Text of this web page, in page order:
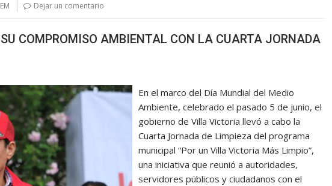
Dejar un comentario
COMPROMISO AMBIENTAL CON LA CUARTA JORNADA
En el marco del Día Mundial del Medio
Ambiente, celebrado el pasado 5 de junio, el
gobierno de Villa Victoria llevó a cabo la
Cuarta Jornada de Limpieza del programa
municipal “Por un Villa Victoria Más Limpio”,
una iniciativa que reunió a autoridades,
servidores públicos y ciudadanos con el